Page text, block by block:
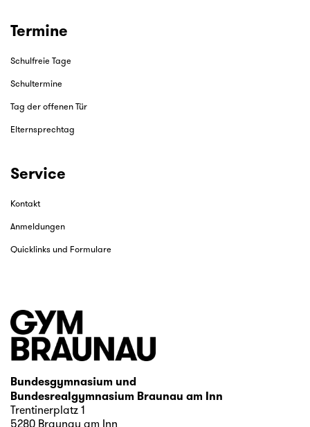
Termine
Schulfreie Tage
Schultermine
Tag der offenen Tür
Elternsprechtag
Service
Kontakt
Anmeldungen
Quicklinks und Formulare
Bundesgymnasium und
Bundesrealgymnasium Braunau am Inn
Trentinerplatz 1